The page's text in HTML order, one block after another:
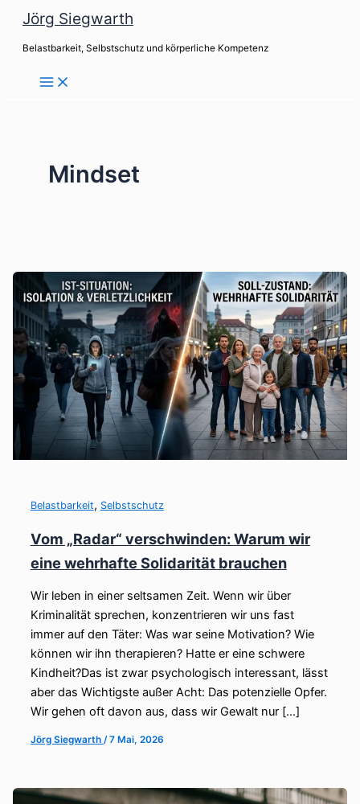
Zum
springen
Jörg Siegwarth
Belastbarkeit, Selbstschutz und körperliche Kompetenz
Mindset
Belastbarkeit, Selbstschutz
Vom „Radar“ verschwinden: Warum wir
eine wehrhafte Solidarität brauchen
Wir leben in einer seltsamen Zeit. Wenn wir über
Kriminalität sprechen, konzentrieren wir uns fast
immer auf den Täter: Was war seine Motivation? Wie
können wir ihn therapieren? Hatte er eine schwere
Kindheit?Das ist zwar psychologisch interessant, lässt
aber das Wichtigste außer Acht: Das potenzielle Opfer.
Wir gehen oft davon aus, dass wir Gewalt nur […]
Jörg Siegwarth /7 Mai, 2026